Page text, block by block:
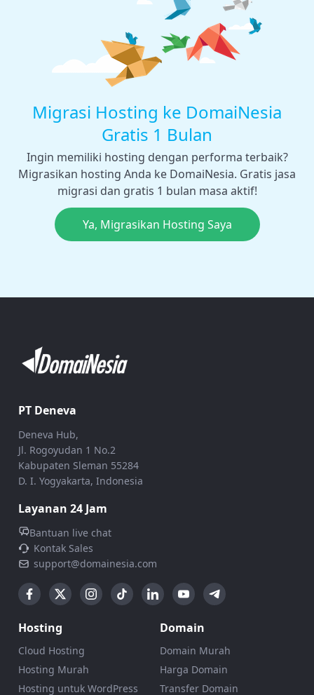
Migrasi Hosting ke DomaiNesia
Gratis 1 Bulan
Ingin memiliki hosting dengan performa terbaik?
Migrasikan hosting Anda ke DomaiNesia. Gratis jasa
migrasi dan gratis 1 bulan masa aktif!
Ya, Migrasikan Hosting Saya
PT Deneva
Deneva Hub,
Jl. Rogoyudan 1 No.2
Kabupaten Sleman 55284
D. I. Yogyakarta, Indonesia
Layanan 24 Jam
Bantuan live chat
Kontak Sales
support@domainesia.com
Hosting
Cloud Hosting
Hosting Murah
Hosting untuk WordPress
Domain
Domain Murah
Harga Domain
Transfer Domain